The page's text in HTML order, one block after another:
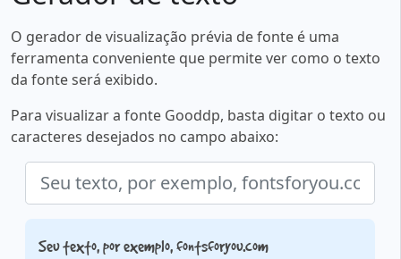
O gerador de visualização prévia de fonte é uma
ferramenta conveniente que permite ver como o texto
da fonte será exibido.
Para visualizar a fonte Gooddp, basta digitar o texto ou
caracteres desejados no campo abaixo:
Seu texto, por exemplo, fontsforyou.com